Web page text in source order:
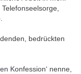
bedrückten
Konfession‘ nenne,